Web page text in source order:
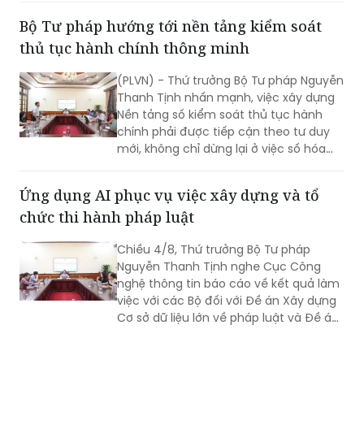
Bộ Tư pháp hướng tới nền tảng kiểm soát
thủ tục hành chính thông minh
(PLVN) - Thứ trưởng Bộ Tư pháp Nguyễn
Thanh Tịnh nhấn mạnh, việc xây dựng
Nền tảng số kiểm soát thủ tục hành
chính phải được tiếp cận theo tư duy
mới, không chỉ dừng lại ở việc số hóa
nghệ, mà phải hướng tới xây dựng một
nền tảng thực sự thông minh, chủ
gia tăng cho công tác quản lý nhà
nước.
Ứng dụng AI phục vụ việc xây dựng và tổ
chức thi hành pháp luật
Chiều 4/8, Thứ trưởng Bộ Tư pháp
Nguyễn Thanh Tịnh nghe Cục Công
nghệ thông tin báo cáo về kết quả làm
việc với các Bộ đối với Đề án Xây dựng
Cơ sở dữ liệu lớn về pháp luật và Đề án